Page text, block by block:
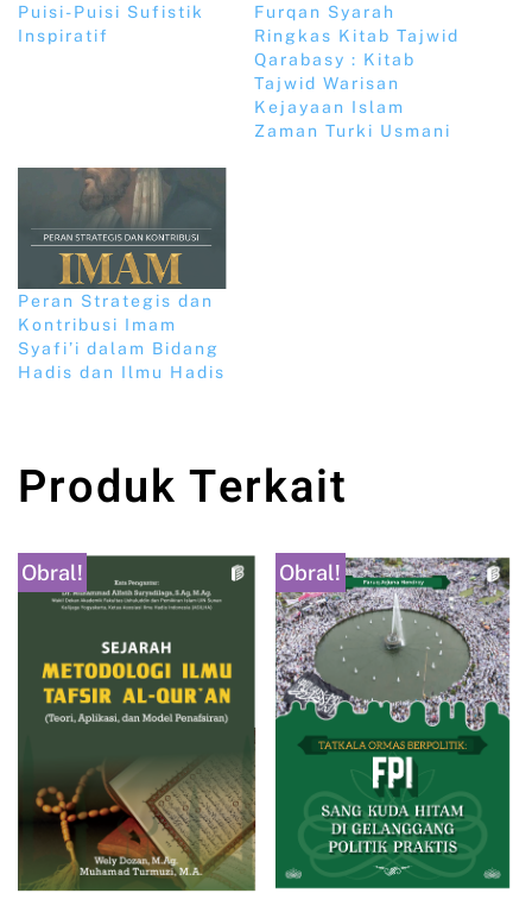
Puisi-Puisi Sufistik
Inspiratif
Furqan Syarah
Ringkas Kitab Tajwid
Qarabasy : Kitab
Tajwid Warisan
Kejayaan Islam
Zaman Turki Usmani
Peran Strategis dan
Kontribusi Imam
Syafi’i dalam Bidang
Hadis dan Ilmu Hadis
Produk Terkait
Obral! Obral!